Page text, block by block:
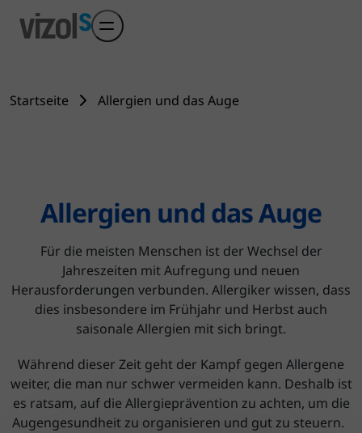
Startseite Allergien und das Auge
Allergien und das Auge
Für die meisten Menschen ist der Wechsel der
Jahreszeiten mit Aufregung und neuen
Herausforderungen verbunden. Allergiker wissen, dass
dies insbesondere im Frühjahr und Herbst auch
saisonale Allergien mit sich bringt.
Während dieser Zeit geht der Kampf gegen Allergene
weiter, die man nur schwer vermeiden kann. Deshalb ist
es ratsam, auf die Allergieprävention zu achten, um die
Augengesundheit zu organisieren und gut zu steuern.